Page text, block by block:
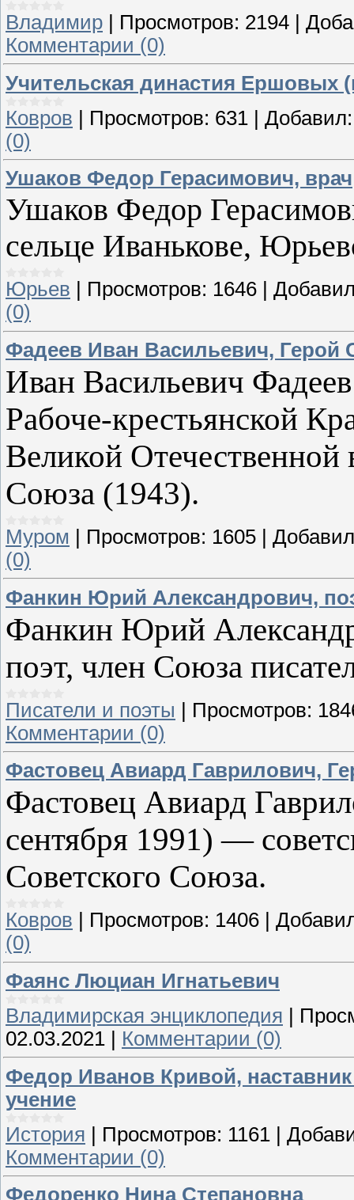
Владимир Просмотров: 2194
Комментарии (0)
Учительская династия Ершовых
Ковров | Просмотров: 631 | Добавил:
(0)
Ушаков Федор Герасимович, врач
Ушаков Федор
сельце Иванькове,
Юрьев Просмотров: 1646
(0)
Фадеев Иван Васильевич, Герой
Иван Васильевич
Рабоче-крестьянской
Великой
Союза (1943).
Муром Просмотров: 1605
(0)
Фанкин Юрий Александрович,
Фанкин Юрий
поэт, член Союза
Писатели и поэты | Просмотров:
Комментарии (0)
Фастовец Авиард Гаврилович,
Фастовец Авиард
сентября 1991) —
Советского Союза.
Ковров Просмотров: 1406
(0)
Фаянс Люциан Игнатьевич
Владимирская энциклопедия
02.03.2021
Комментарии (0)
Федор Иванов Кривой,
учение
История | Просмотров: 1161 |
Комментарии (0)
Федоренко Нина Степановна